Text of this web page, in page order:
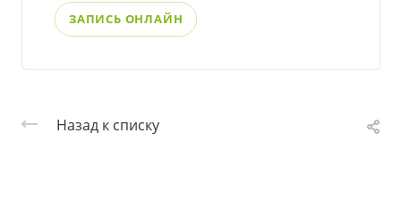
ЗАПИСЬ ОНЛАЙН
Назад к списку